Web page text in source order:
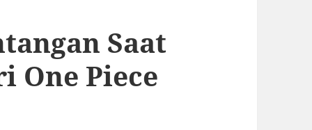
Saat
One Piece